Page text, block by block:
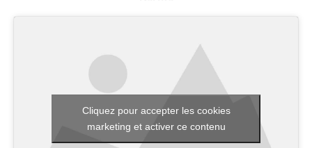
Cliquez pour accepter les cookies
marketing et activer ce contenu